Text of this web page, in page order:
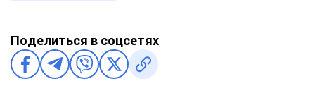
Поделиться в соцсетях